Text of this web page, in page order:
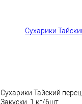
Сухарики Тайский
Закуски, 1 кг/6шт